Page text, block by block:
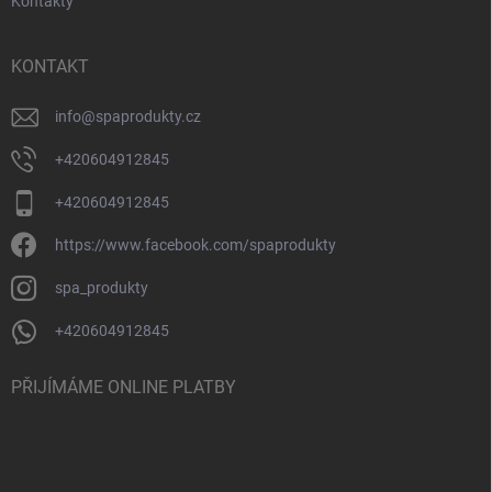
KONTAKT
info@spaprodukty.cz
+420604912845
+420604912845
https://www.facebook.com/spaprodukty
spa_produkty
+420604912845
PŘIJÍMÁME ONLINE PLATBY